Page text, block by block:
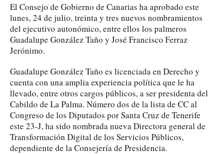
El Consejo de Gobierno de Canarias ha aprobado este
lunes, 24 de julio, treinta y tres nuevos nombramientos
del ejecutivo autonómico, entre ellos los palmeros
Guadalupe González Taño y José Francisco Ferraz
Jerónimo.
Guadalupe González Taño es licenciada en Derecho y
cuenta con una amplia experiencia política que le ha
llevado, entre otros cargos públicos, a ser presidenta del
Cabildo de La Palma. Número dos de la lista de CC al
Congreso de los Diputados por Santa Cruz de Tenerife
este 23-J, ha sido nombrada nueva Directora general de
Transformación Digital de los Servicios Públicos,
dependiente de la Consejería de Presidencia.